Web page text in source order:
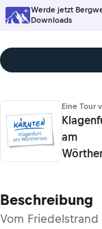
Werde jetzt
Downloads
Eine Tour
am
Beschreibung
Vom Friedelstrand